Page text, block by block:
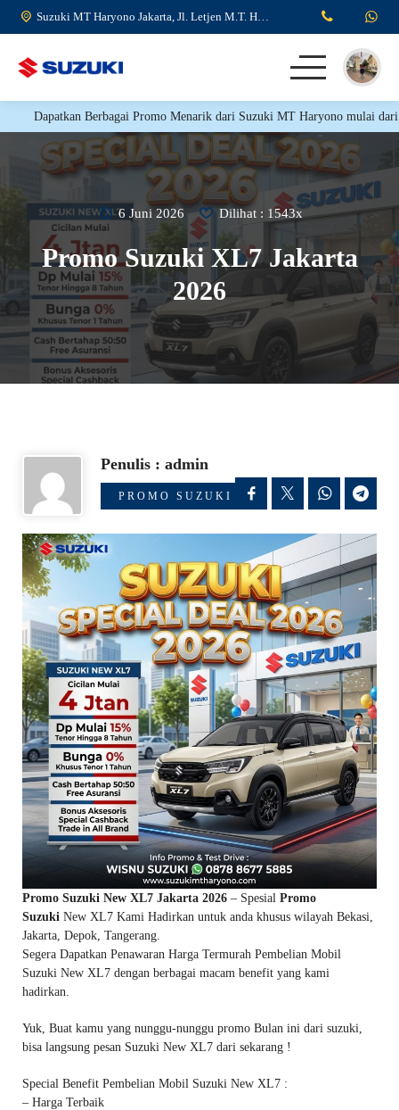
Suzuki MT Haryono Jakarta, Jl. Letjen M.T. Haryono No.Kav. 8, RW.6, Kp. Melayu, Kecamatan Jatinegara, Jakarta Timur.
HOME
KENDARAAN
TESTIMONI
PROMO SUZUKI
Dapatkan Berbagai Promo Menarik dari Suzuki MT Haryono mulai dari
6 Juni 2026 Dilihat : 1543x
Promo Suzuki XL7 Jakarta
2026
Penulis : admin
PROMO SUZUKI
Promo Suzuki New XL7 Jakarta 2026 – Spesial Promo
Suzuki New XL7 Kami Hadirkan untuk anda khusus wilayah Bekasi,
Jakarta, Depok, Tangerang.
Segera Dapatkan Penawaran Harga Termurah Pembelian Mobil
Suzuki New XL7 dengan berbagai macam benefit yang kami
hadirkan.
Yuk, Buat kamu yang nunggu-nunggu promo Bulan ini dari suzuki,
bisa langsung pesan Suzuki New XL7 dari sekarang !
Special Benefit Pembelian Mobil Suzuki New XL7 :
– Harga Terbaik